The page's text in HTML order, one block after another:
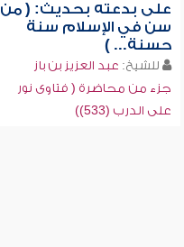
على بدعته بحديث: ( من
سن في الإسلام سنة
حسنة... )
للشيخ: عبد العزيز بن باز
جزء من محاضرة ( فتاوى نور
على الدرب (533))